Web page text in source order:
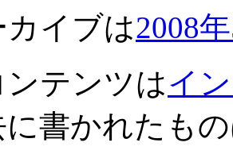
イブは2008
テンツはイ
書かれたも